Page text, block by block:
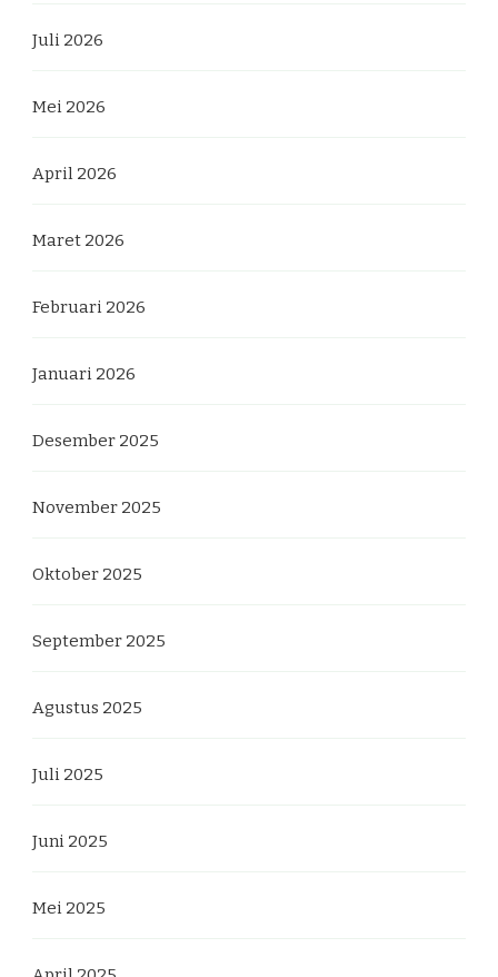
Juli 2026
Mei 2026
April 2026
Maret 2026
Februari 2026
Januari 2026
Desember 2025
November 2025
Oktober 2025
September 2025
Agustus 2025
Juli 2025
Juni 2025
Mei 2025